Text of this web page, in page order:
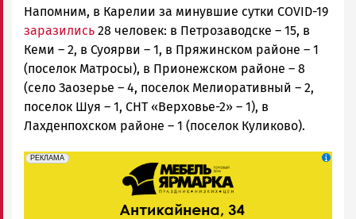
Напомним, в Карелии за минувшие сутки COVID-19
заразились 28 человек: в Петрозаводске – 15, в
Кеми – 2, в Суоярви – 1, в Пряжинском районе – 1
(поселок Матросы), в Прионежском районе – 8
(село Заозерье – 4, поселок Мелиоративный – 2,
поселок Шуя – 1, СНТ «Верховье-2» – 1), в
Лахденпохском районе – 1 (поселок Куликово).
erid: 2SDnjeFymr3
РЕКЛАМА
Реклама